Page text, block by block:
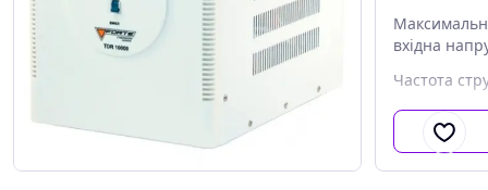
вхідна
Частота